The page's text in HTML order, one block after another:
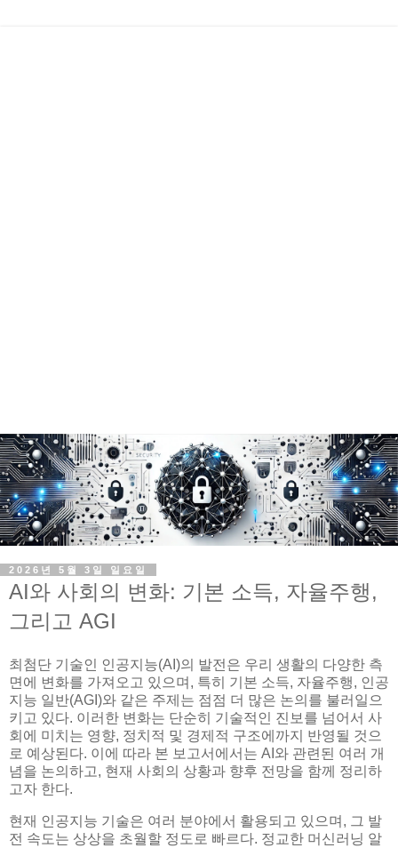
2026년 5월 3일 일요일
AI와 사회의 변화: 기본 소득, 자율주행,
그리고 AGI
최첨단 기술인 인공지능(AI)의 발전은 우리 생활의 다양한 측
면에 변화를 가져오고 있으며, 특히 기본 소득, 자율주행, 인공
지능 일반(AGI)와 같은 주제는 점점 더 많은 논의를 불러일으
키고 있다. 이러한 변화는 단순히 기술적인 진보를 넘어서 사
회에 미치는 영향, 정치적 및 경제적 구조에까지 반영될 것으
로 예상된다. 이에 따라 본 보고서에서는 AI와 관련된 여러 개
념을 논의하고, 현재 사회의 상황과 향후 전망을 함께 정리하
고자 한다.
현재 인공지능 기술은 여러 분야에서 활용되고 있으며, 그 발
전 속도는 상상을 초월할 정도로 빠르다. 정교한 머신러닝 알